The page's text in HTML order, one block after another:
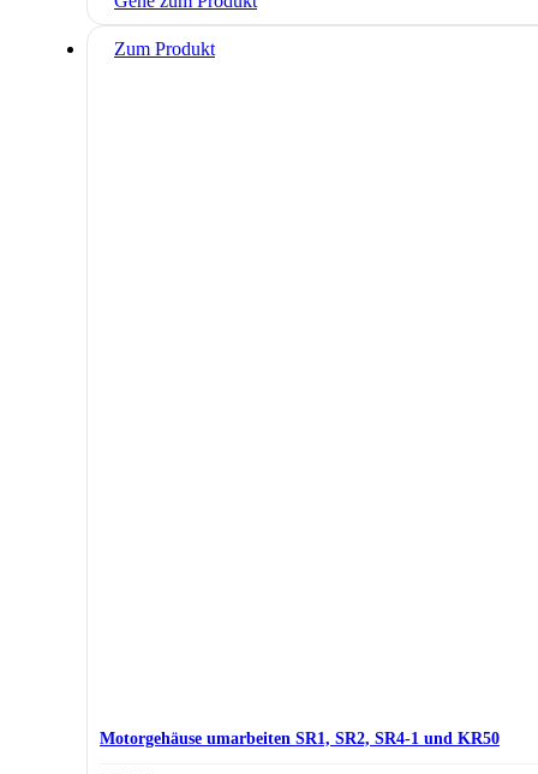
Zum Produkt
Motorgehäuse umarbeiten SR1, SR2, SR4-1 und KR50